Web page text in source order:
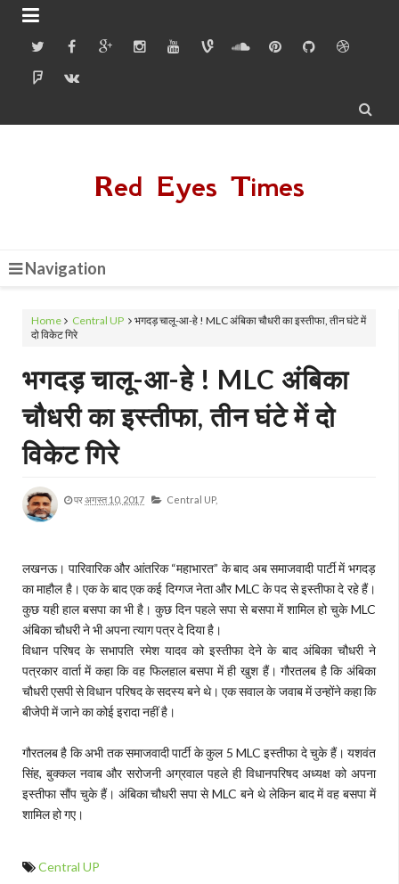


Red Eyes Times
Navigation
Home Central UP
भगदड़ चालू-आ-हे ! MLC अंबिका चौधरी का इस्तीफा, तीन घंटे में
दो विकेट गिरे
भगदड़ चालू-आ-हे ! MLC अंबिका
चौधरी का इस्तीफा, तीन घंटे में दो
विकेट गिरे
परअगस्त 10, 2017 Central UP,
लखनऊ। पारिवारिक और आंतरिक “महाभारत” के बाद अब समाजवादी पार्टी में भगदड़
का माहौल है। एक के बाद एक कई दिग्गज नेता और MLC के पद से इस्तीफा दे रहे हैं।
कुछ यही हाल बसपा का भी है। कुछ दिन पहले सपा से बसपा में शामिल हो चुके MLC
अंबिका चौधरी ने भी अपना त्याग पत्र दे दिया है।
विधान परिषद के सभापति रमेश यादव को इस्तीफा देने के बाद अंबिका चौधरी ने
पत्रकार वार्ता में कहा कि वह फिलहाल बसपा में ही खुश हैं। गौरतलब है कि अंबिका
चौधरी एसपी से विधान परिषद के सदस्य बने थे। एक सवाल के जवाब में उन्होंने कहा कि
बीजेपी में जाने का कोई इरादा नहीं है।
गौरतलब है कि अभी तक समाजवादी पार्टी के कुल 5 MLC इस्तीफा दे चुके हैं। यशवंत
सिंह, बुक्कल नवाब और सरोजनी अग्रवाल पहले ही विधानपरिषद अध्यक्ष को अपना
इस्तीफा सौंप चुके हैं। अंबिका चौधरी सपा से MLC बने थे लेकिन बाद में वह बसपा में
शामिल हो गए।
Central UP